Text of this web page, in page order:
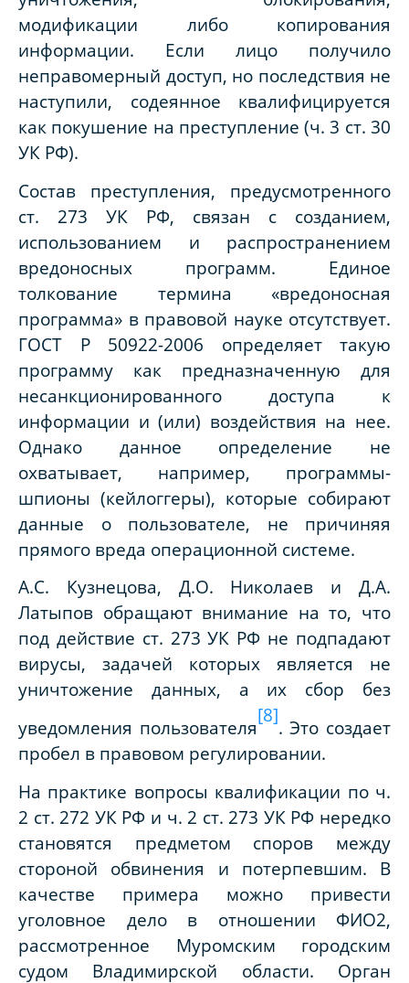
модификации либо копирования
информации. Если лицо получило
неправомерный доступ, но последствия не
наступили, содеянное квалифицируется
как покушение на преступление (ч. 3 ст. 30
УК РФ).
Состав преступления, предусмотренного
ст. 273 УК РФ, связан с созданием,
использованием и распространением
вредоносных программ. Единое
толкование термина «вредоносная
программа» в правовой науке отсутствует.
ГОСТ Р 50922-2006 определяет такую
программу как предназначенную для
несанкционированного доступа к
информации и (или) воздействия на нее.
Однако данное определение не
охватывает, например, программы-
шпионы (кейлоггеры), которые собирают
данные о пользователе, не причиняя
прямого вреда операционной системе.
А.С. Кузнецова, Д.О. Николаев и Д.А.
Латыпов обращают внимание на то, что
под действие ст. 273 УК РФ не подпадают
вирусы, задачей которых является не
уничтожение данных, а их сбор без
уведомления пользователя
[8]
. Это создает
пробел в правовом регулировании.
На практике вопросы квалификации по ч.
2 ст. 272 УК РФ и ч. 2 ст. 273 УК РФ нередко
становятся предметом споров между
стороной обвинения и потерпевшим. В
качестве примера можно привести
уголовное дело в отношении ФИО2,
рассмотренное Муромским городским
судом Владимирской области. Орган